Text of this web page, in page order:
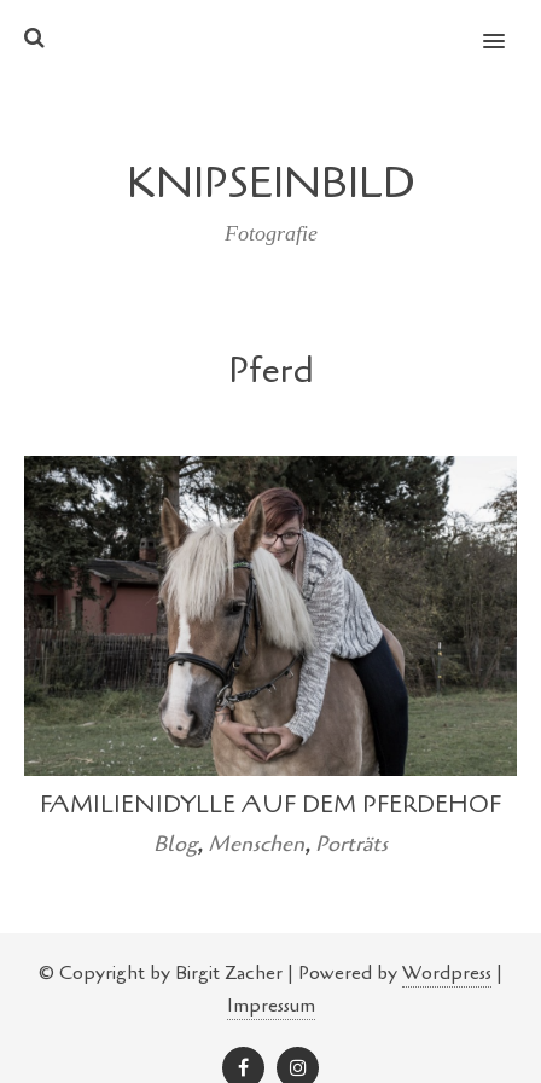
MENU
KNIPSEINBILD
Fotografie
Pferd
FAMILIENIDYLLE AUF DEM PFERDEHOF
Blog, Menschen, Porträts
© Copyright by Birgit Zacher | Powered byWordpress |
Impressum